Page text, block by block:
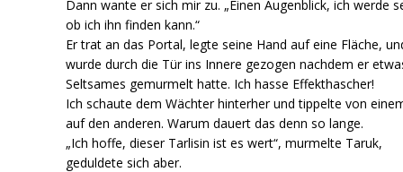
Dann wante er sich mir zu. „Einen Augenblick, ich werde
ob ich ihn finden kann.“
Er trat an das Portal, legte seine Hand auf eine Fläche,
wurde durch die Tür ins Innere gezogen nachdem er
Seltsames gemurmelt hatte. Ich hasse Effekthascher!
Ich schaute dem Wächter hinterher und tippelte von
auf den anderen. Warum dauert das denn so lange.
„Ich hoffe, dieser Tarlisin ist es wert“, murmelte Taruk,
geduldete sich aber.